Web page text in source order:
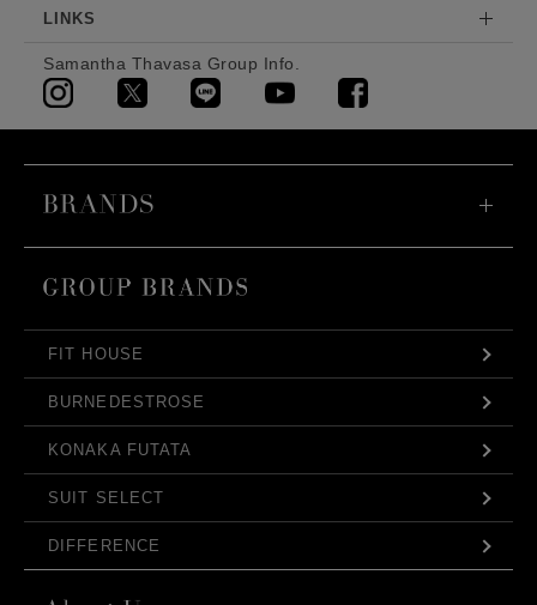
LINKS
Samantha Thavasa Group Info.
FIT HOUSE
BURNEDESTROSE
KONAKA FUTATA
SUIT SELECT
DIFFERENCE